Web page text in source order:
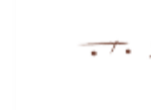
タグ